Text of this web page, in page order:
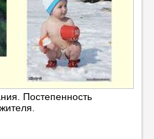
Постепенность